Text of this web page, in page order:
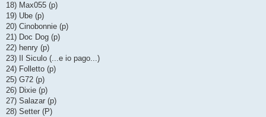
18) Max055 (p)
19) Ube (p)
20) Cinobonnie (p)
21) Doc Dog (p)
22) henry (p)
23) Il Siculo (...e io pago...)
24) Folletto (p)
25) G72 (p)
26) Dixie (p)
27) Salazar (p)
28) Setter (P)